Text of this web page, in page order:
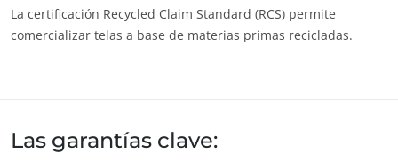
Argentina (español)
Brasil (portugués)
Canadá (inglés)
La certificación Recycled Claim Standard (RCS) permite
comercializar telas a base de materias primas recicladas.
Las garantías clave: